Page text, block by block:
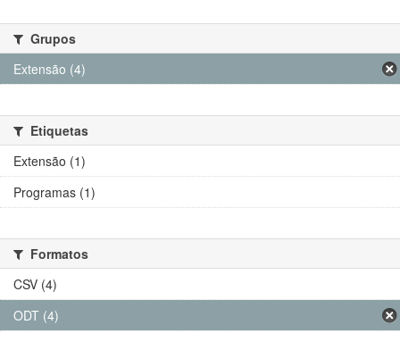
Grupos
Extensão (4)
Etiquetas
Extensão (1)
Programas (1)
Formatos
CSV (4)
ODT (4)